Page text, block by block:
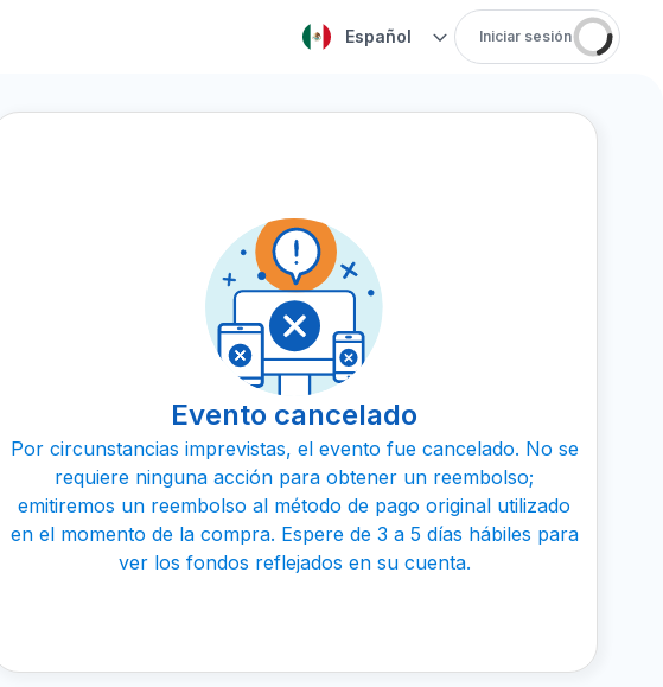
Español Iniciar sesión
Evento cancelado
Por circunstancias imprevistas, el evento fue cancelado. No se
requiere ninguna acción para obtener un reembolso;
emitiremos un reembolso al método de pago original utilizado
en el momento de la compra. Espere de 3 a 5 días hábiles para
ver los fondos reflejados en su cuenta.